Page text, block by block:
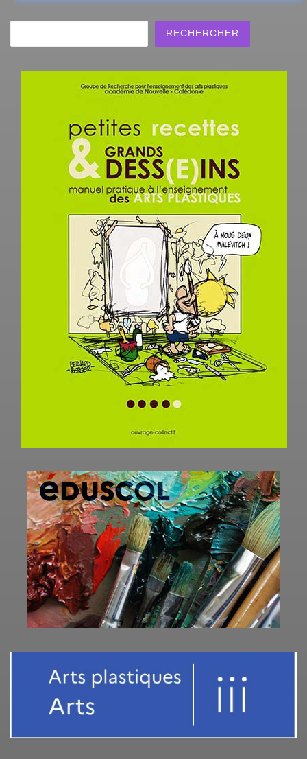
RECHERCHER